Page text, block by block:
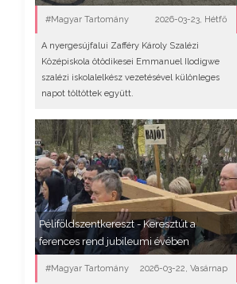
#Magyar Tartomány 2026-03-23, Hétfő
A nyergesújfalui Zafféry Károly Szalézi
Középiskola ötödikesei Emmanuel Ilodigwe
szalézi iskolalelkész vezetésével különleges
napot töltöttek együtt.
Péliföldszentkereszt - Keresztút a
ferences rend jubileumi évében
#Magyar Tartomány 2026-03-22, Vasárnap